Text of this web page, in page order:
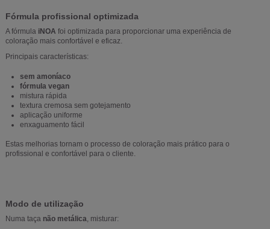
Fórmula profissional optimizada
A fórmula iNOA foi optimizada para proporcionar uma experiência de
coloração mais confortável e eficaz.
Principais características:
sem amoníaco
fórmula vegan
mistura rápida
textura cremosa sem gotejamento
aplicação uniforme
enxaguamento fácil
Estas melhorias tornam o processo de coloração mais prático para o
profissional e confortável para o cliente.
Modo de utilização
Numa taça não metálica , misturar: